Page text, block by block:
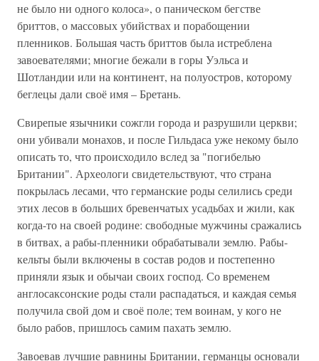
не было ни одного колоса», о паническом бегстве
бриттов, о массовых убийствах и порабощении
пленников. Большая часть бриттов была истреблена
завоевателями; многие бежали в горы Уэльса и
Шотландии или на континент, на полуостров, которому
беглецы дали своё имя – Бретань.
Свирепые язычники сожгли города и разрушили церкви;
они убивали монахов, и после Гильдаса уже некому было
описать то, что происходило вслед за "погибелью
Британии". Археологи свидетельствуют, что страна
покрылась лесами, что германские роды селились среди
этих лесов в больших бревенчатых усадьбах и жили, как
когда-то на своей родине: свободные мужчины сражались
в битвах, а рабы-пленники обрабатывали землю. Рабы-
кельты были включены в состав родов и постепенно
приняли язык и обычаи своих господ. Со временем
англосаксонские роды стали распадаться, и каждая семья
получила свой дом и своё поле; тем воинам, у кого не
было рабов, пришлось самим пахать землю.
Завоевав лучшие равнины Британии, германцы основали